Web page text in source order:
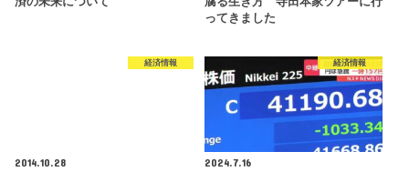
ってきました
経済情報
2014.10.28
経済情報
2024.7.16